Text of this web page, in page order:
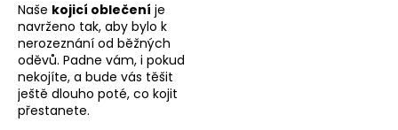
Naše kojicí oblečení je
navrženo tak, aby bylo k
nerozeznání od běžných
oděvů. Padne vám, i pokud
nekojíte, a bude vás těšit
ještě dlouho poté, co kojit
přestanete.